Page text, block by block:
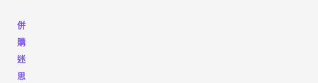
併
購
迷
思